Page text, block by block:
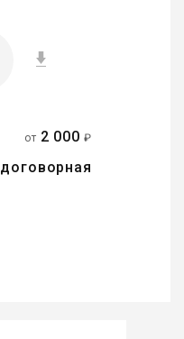
от 2 000 ₽
договорная